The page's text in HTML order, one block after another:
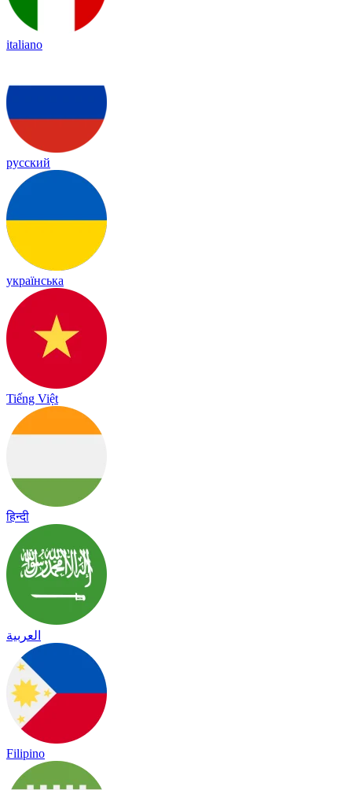
italiano
русский
українська
Tiếng Việt
हिन्दी
العربية
Filipino